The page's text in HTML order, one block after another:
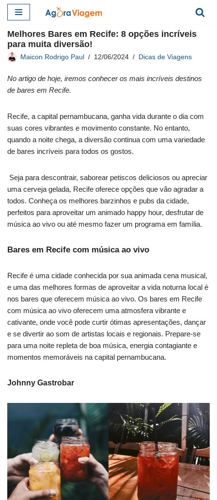
para
o
conteúdo
Melhores Bares em Recife: 8 opções incríveis
para muita diversão!
Maicon Rodrigo Paul 12/06/2024 Dicas de Viagens
No artigo de hoje, iremos conhecer os mais incríveis destinos
de bares em Recife.
Recife, a capital pernambucana, ganha vida durante o dia com
suas cores vibrantes e movimento constante. No entanto,
quando a noite chega, a diversão continua com uma variedade
de bares incríveis para todos os gostos.
Seja para descontrair, saborear petiscos deliciosos ou apreciar
uma cerveja gelada, Recife oferece opções que vão agradar a
todos. Conheça os melhores barzinhos e pubs da cidade,
perfeitos para aproveitar um animado happy hour, desfrutar de
música ao vivo ou até mesmo fazer um programa em família.
Bares em Recife com música ao vivo
Recife é uma cidade conhecida por sua animada cena musical,
e uma das melhores formas de aproveitar a vida noturna local é
nos bares que oferecem música ao vivo. Os bares em Recife
com música ao vivo oferecem uma atmosfera vibrante e
cativante, onde você pode curtir ótimas apresentações, dançar
e se divertir ao som de artistas locais e regionais. Prepare-se
para uma noite repleta de boa música, energia contagiante e
momentos memoráveis na capital pernambucana.
Johnny Gastrobar